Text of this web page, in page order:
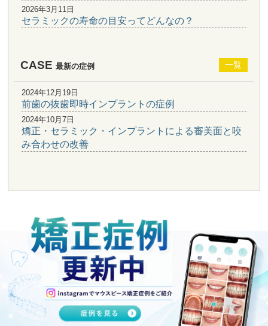
2026年3月11日
セラミックの寿命の目安ってどんなの？
CASE 最新の症例 一覧
2024年12月19日
前歯の抜歯即時インプラントの症例
2024年10月7日
矯正・セラミック・インプラントによる審美面と咬
み合わせの改善